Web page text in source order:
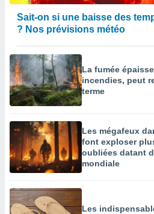
Sait-on si une baisse des
? Nos prévisions météo
La fumée
incendies, peut
terme
Les mégafeux
font exploser
oubliées datant
mondiale
Les